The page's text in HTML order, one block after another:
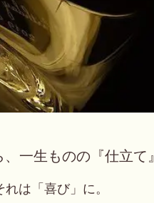
一生ものの『仕立て
は「喜び」に。